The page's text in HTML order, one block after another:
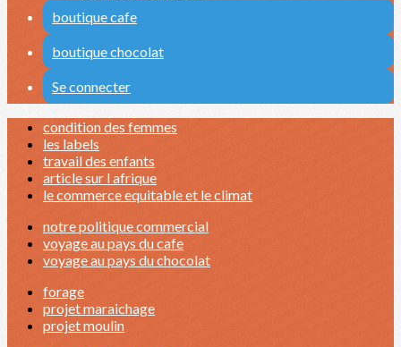
boutique cafe
boutique chocolat
Se connecter
condition des femmes
les labels
travail des enfants
article sur l afrique
le commerce equitable et le climat
notre politique commercial
voyage au pays du cafe
voyage au pays du chocolat
forage
projet maraichage
projet moulin